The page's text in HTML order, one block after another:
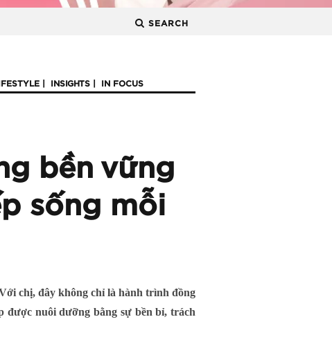
SEARCH
INSIGHTS IN FOCUS
bền vững
sống mỗi
chị, đây không chỉ là hành trình đồng
được nuôi dưỡng bằng sự bền bỉ, trách